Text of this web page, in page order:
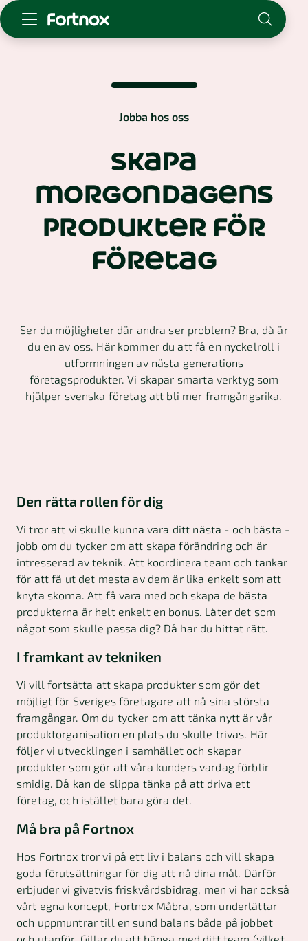
Kontakt
Om Fortnox
Karriär
Kontakt
Jobba hos oss
skapa
morgondagens
produkter för
företag
Ser du möjligheter där andra ser problem? Bra, då är
du en av oss. Här kommer du att få en nyckelroll i
utformningen av nästa generations
företagsprodukter. Vi skapar smarta verktyg som
hjälper svenska företag att bli mer framgångsrika.
Den rätta rollen för dig
Vi tror att vi skulle kunna vara ditt nästa - och bästa -
jobb om du tycker om att skapa förändring och är
intresserad av teknik. Att koordinera team och tankar
för att få ut det mesta av dem är lika enkelt som att
knyta skorna. Att få vara med och skapa de bästa
produkterna är helt enkelt en bonus. Låter det som
något som skulle passa dig? Då har du hittat rätt.
I framkant av tekniken
Vi vill fortsätta att skapa produkter som gör det
möjligt för Sveriges företagare att nå sina största
framgångar. Om du tycker om att tänka nytt är vår
produktorganisation en plats du skulle trivas. Här
följer vi utvecklingen i samhället och skapar
produkter som gör att våra kunders vardag förblir
smidig. Då kan de slippa tänka på att driva ett
företag, och istället bara göra det.
Må bra på Fortnox
Hos Fortnox tror vi på ett liv i balans och vill skapa
goda förutsättningar för dig att nå dina mål. Därför
erbjuder vi givetvis friskvårdsbidrag, men vi har också
vårt egna koncept, Fortnox Måbra, som underlättar
och uppmuntrar till en sund balans både på jobbet